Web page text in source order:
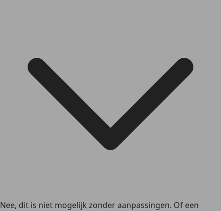
Nee, dit is niet mogelijk zonder aanpassingen. Of een